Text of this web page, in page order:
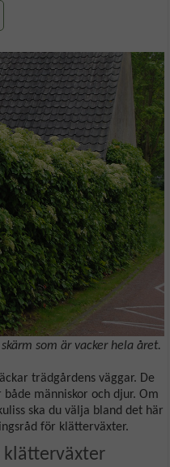
som är vacker hela året.
trädgårdens väggar. De
människor och djur. Om
ska du välja bland det här
för klätterväxter.
klätterväxter